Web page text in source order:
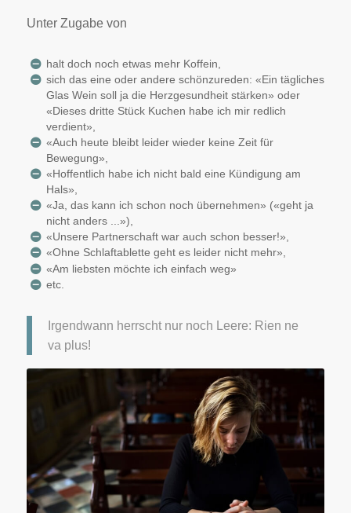
Unter Zugabe von
halt doch noch etwas mehr Koffein,
sich das eine oder andere schönzureden: «Ein tägliches
Glas Wein soll ja die Herzgesundheit stärken» oder
«Dieses dritte Stück Kuchen habe ich mir redlich
verdient»,
«Auch heute bleibt leider wieder keine Zeit für
Bewegung»,
«Hoffentlich habe ich nicht bald eine Kündigung am
Hals»,
«Ja, das kann ich schon noch übernehmen» («geht ja
nicht anders ...»),
«Unsere Partnerschaft war auch schon besser!»,
«Ohne Schlaftablette geht es leider nicht mehr»,
«Am liebsten möchte ich einfach weg»
etc.
Irgendwann herrscht nur noch Leere: Rien ne
va plus!